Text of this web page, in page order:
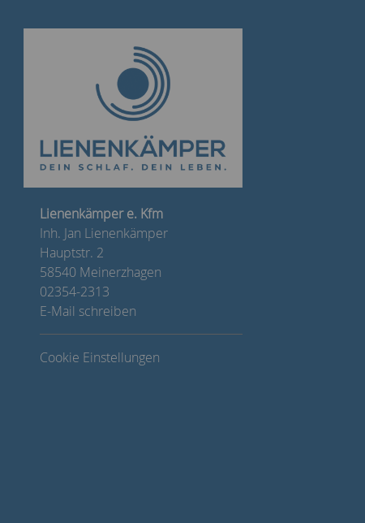
Lienenkämper e. Kfm
Inh. Jan Lienenkämper
Hauptstr. 2
58540 Meinerzhagen
02354-2313
E-Mail schreiben
Cookie Einstellungen